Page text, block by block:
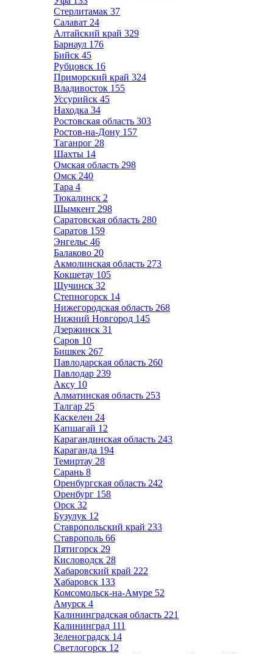
Стерлитамак 37
Салават 24
Алтайский край 329
Барнаул 176
Бийск 45
Рубцовск 16
Приморский край 324
Владивосток 155
Уссурийск 45
Находка 34
Ростовская область 303
Ростов-на-Дону 157
Таганрог 28
Шахты 14
Омская область 298
Омск 240
Тара 4
Тюкалинск 2
Шымкент 298
Саратовская область 280
Саратов 159
Энгельс 46
Балаково 20
Акмолинская область 273
Кокшетау 105
Щучинск 32
Степногорск 14
Нижегородская область 268
Нижний Новгород 145
Дзержинск 31
Саров 10
Бишкек 267
Павлодарская область 260
Павлодар 239
Аксу 10
Алматинская область 253
Талгар 25
Каскелен 24
Капшагай 12
Карагандинская область 243
Караганда 194
Темиртау 28
Сарань 8
Оренбургская область 242
Оренбург 158
Орск 32
Бузулук 12
Ставропольский край 233
Ставрополь 66
Пятигорск 29
Кисловодск 28
Хабаровский край 222
Хабаровск 133
Комсомольск-на-Амуре 52
Амурск 4
Калининградская область 221
Калининград 111
Зеленоградск 14
Светлогорск 12